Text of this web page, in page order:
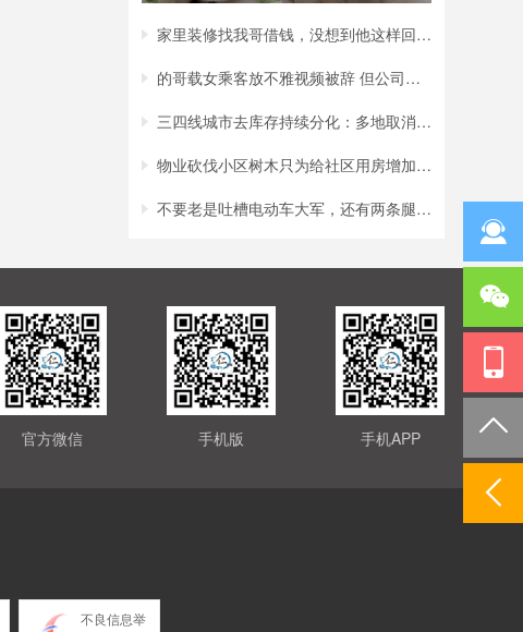
家里装修找我哥借钱，没想到他这样回复我，
的哥载女乘客放不雅视频被辞 但公司称非黄
三四线城市去库存持续分化：多地取消购房补
物业砍伐小区树木只为给社区用房增加采光？
不要老是吐槽电动车大军，还有两条腿的行人
手机APP
手机版
官方微信
不良信息举